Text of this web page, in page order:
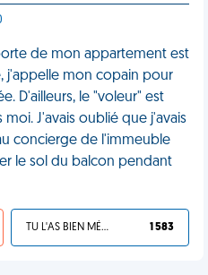
de mon appartement est
j'appelle mon copain pour
D'ailleurs, le "voleur" est
J'avais oublié que j'avais
concierge de l'immeuble
le sol du balcon pendant
TU L'AS BIEN MÉRITÉ 1 583